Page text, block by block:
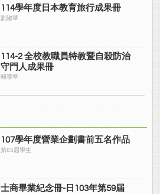
114學年度日本教育旅行成果冊
劉淑華
114-2 全校教職員特教暨自殺防治
守門人成果冊
輔導室
107學年度營業企劃書前五名作品
第65屆學生
士商畢業紀念冊-日103年第59屆